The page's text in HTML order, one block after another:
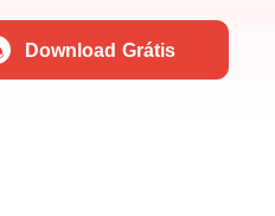
Download Grátis